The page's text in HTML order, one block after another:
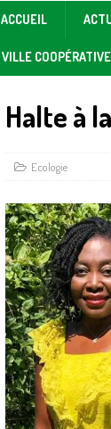
ACCUEIL
VILLE
Halte à
Ecologie